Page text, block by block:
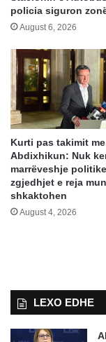
policia siguron
August 6, 2026
Kurti pas takimit me
Abdixhikun: Nuk
marrëveshje
zgjedhjet e reja
shkaktohen
August 4, 2026
LEXO EDHE